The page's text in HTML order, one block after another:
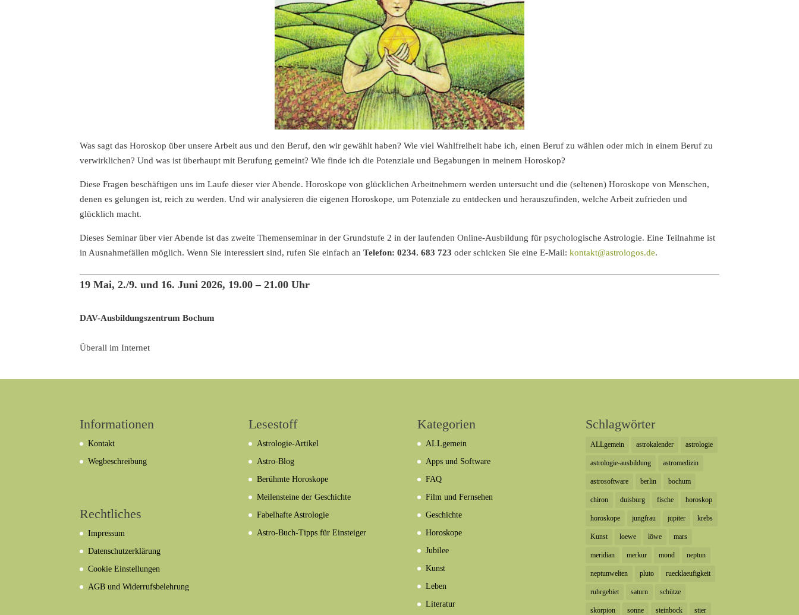
Was sagt das Horoskop über unsere Arbeit aus und den Beruf, den wir gewählt haben? Wie viel Wahlfreiheit habe ich, einen Beruf zu wählen oder mich in einem Beruf zu
verwirklichen? Und was ist überhaupt mit Berufung gemeint? Wie finde ich die Potenziale und Begabungen in meinem Horoskop?
Diese Fragen beschäftigen uns im Laufe dieser vier Abende. Horoskope von glücklichen Arbeitnehmern werden untersucht und die (seltenen) Horoskope von Menschen,
denen es gelungen ist, reich zu werden. Und wir analysieren die eigenen Horoskope, um Potenziale zu entdecken und herauszufinden, welche Arbeit zufrieden und
glücklich macht.
Dieses Seminar über vier Abende ist das zweite Themenseminar in der Grundstufe 2 in der laufenden Online-Ausbildung für psychologische Astrologie. Eine Teilnahme ist
in Ausnahmefällen möglich. Wenn Sie interessiert sind, rufen Sie einfach anTelefon: 0234. 683 723 oder schicken Sie eine E-Mail:kontakt@astrologos.de.
19 Mai, 2./9. und 16. Juni 2026, 19.00 – 21.00 Uhr
DAV-Ausbildungszentrum Bochum
Überall im Internet
Informationen
Kontakt
Wegbeschreibung
Rechtliches
Impressum
Datenschutzerklärung
Cookie Einstellungen
AGB und Widerrufsbelehrung
Lesestoff
Astrologie-Artikel
Astro-Blog
Berühmte Horoskope
Meilensteine der Geschichte
Fabelhafte Astrologie
Astro-Buch-Tipps für Einsteiger
Kategorien
ALLgemein
Apps und Software
FAQ
Film und Fernsehen
Geschichte
Horoskope
Jubilee
Kunst
Leben
Literatur
Schlagwörter
ALLgemein astrokalender astrologie
astrologie-ausbildung astromedizin
astrosoftware berlin bochum
chiron duisburg fische horoskop
horoskope jungfrau jupiter krebs
Kunst loewe löwe mars
meridian merkur mond neptun
neptunwelten pluto ruecklaeufigkeit
ruhrgebiet saturn schütze
skorpion sonne steinbock stier